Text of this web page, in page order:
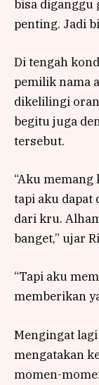
bisa diganggu
penting. Jadi
Di tengah
pemilik nama
dikelilingi
begitu juga
tersebut.
“Aku
tapi aku dapat
dari kru.
banget,” ujar
“Tapi aku
memberikan
Mengingat
mengatakan
momen-